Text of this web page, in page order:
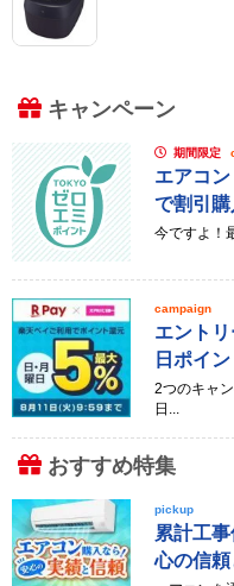
キャンペーン
期間限定
エアコ
で割引購
今ですよ！
campaign
エント
日ポイ
2つのキャ
日...
おすすめ特集
pickup
累計工
心の信頼